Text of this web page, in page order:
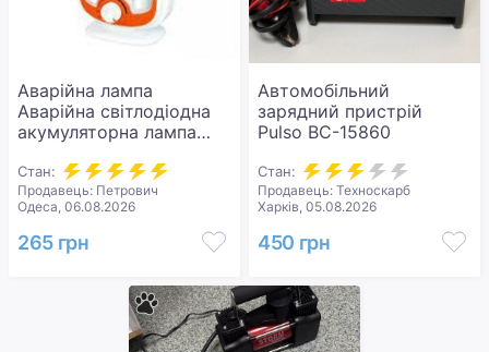
Аварійна лампа
Аварійна світлодіодна
акумуляторна лампа
Стан:
Продавець: Петрович
Одеса, 06.08.2026
265 грн
Автомобільний
зарядний пристрій
Pulso BC-15860
Стан:
Продавець: Техноскарб
Харків, 05.08.2026
450 грн